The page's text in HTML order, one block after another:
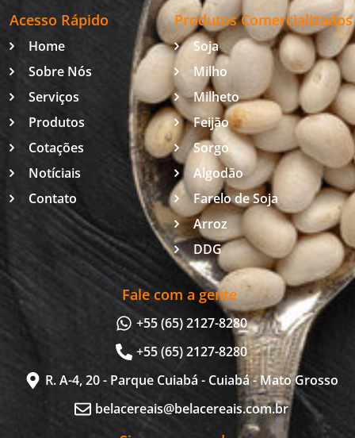
Acesso Rápido
Home
Sobre Nós
Serviços
Produtos
Cotações
Notíciais
Contato
Produtos Comercializados
Soja
Milho
Milheto
Feijão
Sorgo
Algodão
Farelo de Soja
Arroz
DDG
Fale com a gente
+55 (65) 2127-8280
+55 (65) 2127-8280
R. A-4, 20 - Parque Cuiabá - Cuiabá - Mato Grosso
belacereais@belacereais.com.br